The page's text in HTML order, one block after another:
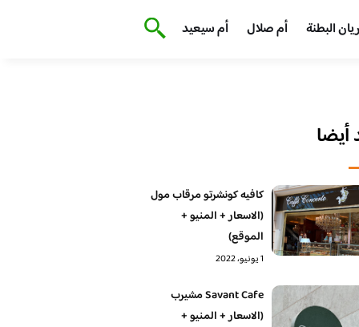
البطنة أم صلال أم سيعيد
كافيه كونشرتو مرقاب مول
(الاسعار + المنيو +
الموقع)
1 يونيو، 2022
Savant Cafe مشيرب
(الاسعار + المنيو +